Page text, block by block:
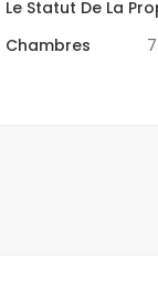
Le Statut De La
Chambres
7